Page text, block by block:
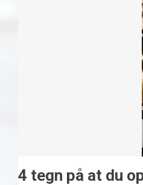
4 tegn på at du